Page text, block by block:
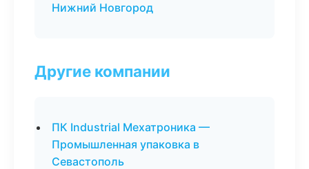
Нижний Новгород
Другие компании
ПК Industrial Мехатроника —
Промышленная упаковка в
Севастополь